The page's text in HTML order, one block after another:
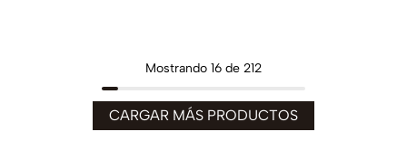
Mostrando 16 de 212